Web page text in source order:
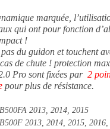
marquée,
qui ont pour fonction
!
du guidon et touchent
de chute ! protection
Pro sont fixées par 2
pour plus de résistance.
2013, 2014, 2015
2013, 2014, 2015, 2016,